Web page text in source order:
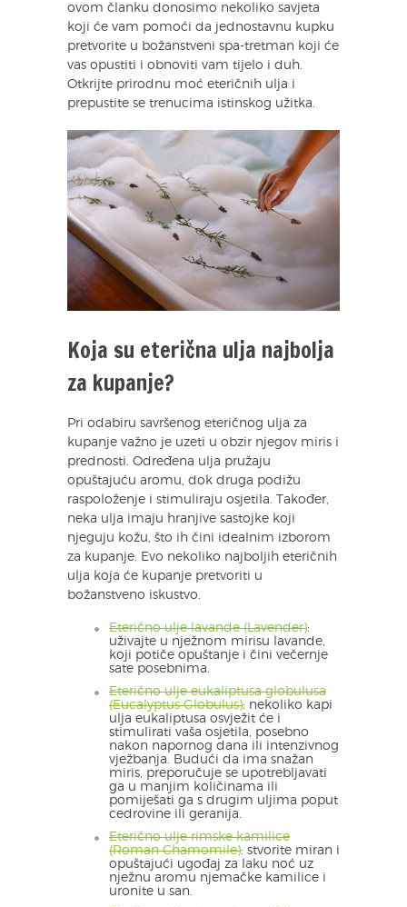
ovom članku donosimo nekoliko savjeta
koji će vam pomoći da jednostavnu kupku
pretvorite u božanstveni spa-tretman koji će
vas opustiti i obnoviti vam tijelo i duh.
Otkrijte prirodnu moć eteričnih ulja i
prepustite se trenucima istinskog užitka.
Koja su eterična ulja najbolja
za kupanje?
Pri odabiru savršenog eteričnog ulja za
kupanje važno je uzeti u obzir njegov miris i
prednosti. Određena ulja pružaju
opuštajuću aromu, dok druga podižu
raspoloženje i stimuliraju osjetila. Također,
neka ulja imaju hranjive sastojke koji
njeguju kožu, što ih čini idealnim izborom
za kupanje. Evo nekoliko najboljih eteričnih
ulja koja će kupanje pretvoriti u
božanstveno iskustvo.
Eterično ulje lavande (Lavender):
uživajte u nježnom mirisu lavande,
koji potiče opuštanje i čini večernje
sate posebnima.
Eterično ulje eukaliptusa globulusa
(Eucalyptus Globulus): nekoliko kapi
ulja eukaliptusa osvježit će i
stimulirati vaša osjetila, posebno
nakon napornog dana ili intenzivnog
vježbanja. Budući da ima snažan
miris, preporučuje se upotrebljavati
ga u manjim količinama ili
pomiješati ga s drugim uljima poput
cedrovine ili geranija.
Eterično ulje rimske kamilice
(Roman Chamomile): stvorite miran i
opuštajući ugođaj za laku noć uz
nježnu aromu njemačke kamilice i
uronite u san.